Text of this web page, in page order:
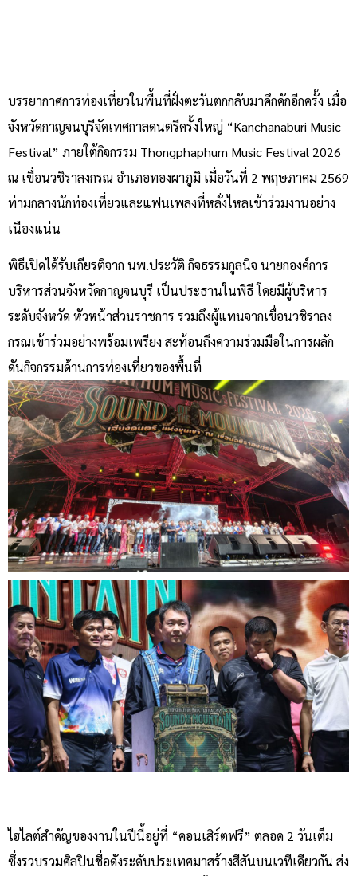
บรรยากาศการท่องเที่ยวในพื้นที่ฝั่งตะวันตกกลับมาคึกคักอีกครั้ง เมื่อ
จังหวัดกาญจนบุรีจัดเทศกาลดนตรีครั้งใหญ่ “Kanchanaburi Music
Festival” ภายใต้กิจกรรม Thongphaphum Music Festival 2026
ณ เขื่อนวชิราลงกรณ อำเภอทองผาภูมิ เมื่อวันที่ 2 พฤษภาคม 2569
ท่ามกลางนักท่องเที่ยวและแฟนเพลงที่หลั่งไหลเข้าร่วมงานอย่าง
เนืองแน่น
พิธีเปิดได้รับเกียรติจาก นพ.ประวัติ กิจธรรมกูลนิจ นายกองค์การ
บริหารส่วนจังหวัดกาญจนบุรี เป็นประธานในพิธี โดยมีผู้บริหาร
ระดับจังหวัด หัวหน้าส่วนราชการ รวมถึงผู้แทนจากเขื่อนวชิราลง
กรณเข้าร่วมอย่างพร้อมเพรียง สะท้อนถึงความร่วมมือในการผลัก
ดันกิจกรรมด้านการท่องเที่ยวของพื้นที่
ไฮไลต์สำคัญของงานในปีนี้อยู่ที่ “คอนเสิร์ตฟรี” ตลอด 2 วันเต็ม
ซึ่งรวบรวมศิลปินชื่อดังระดับประเทศมาสร้างสีสันบนเวทีเดียวกัน ส่ง